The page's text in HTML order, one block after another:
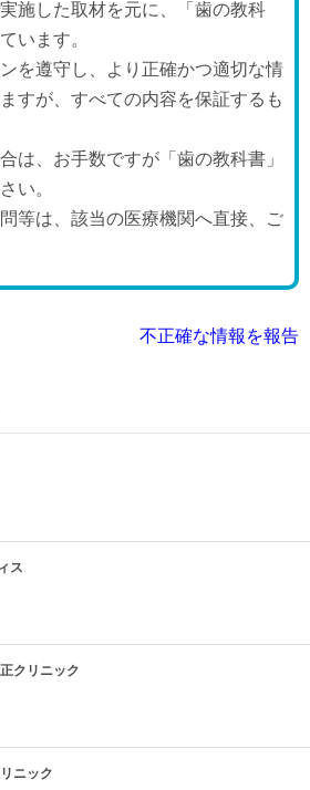
施した取材を元に、「歯の教科
います。
を遵守し、より正確かつ適切な情
すが、すべての内容を保証するも
は、お手数ですが「歯の教科書」
い。
等は、該当の医療機関へ直接、ご
不正確な情報を報告
ス
クリニック
ニック